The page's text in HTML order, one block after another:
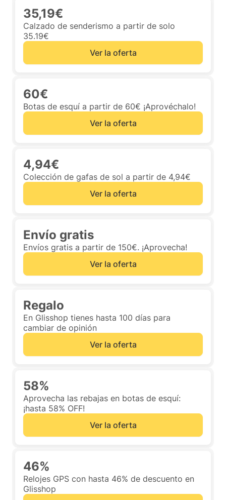
35,19€
Calzado de senderismo a partir de solo
35.19€
Ver la oferta
60€
Botas de esquí a partir de 60€ ¡Aprovéchalo!
Ver la oferta
4,94€
Colección de gafas de sol a partir de 4,94€
Ver la oferta
Envío gratis
Envíos gratis a partir de 150€. ¡Aprovecha!
Ver la oferta
Regalo
En Glisshop tienes hasta 100 días para
cambiar de opinión
Ver la oferta
58%
Aprovecha las rebajas en botas de esquí:
¡hasta 58% OFF!
Ver la oferta
46%
Relojes GPS con hasta 46% de descuento en
Glisshop